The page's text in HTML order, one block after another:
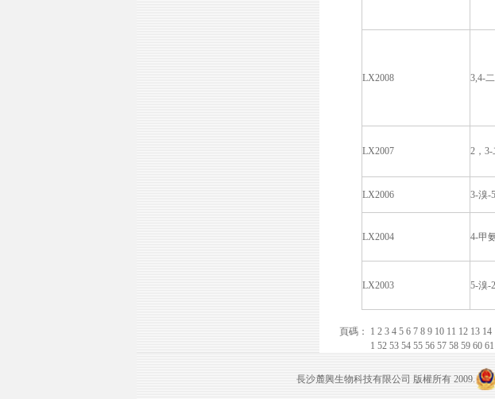
LX2008 3,4-
LX2007 2，
LX2006 3-溴-
LX2004 4-甲
LX2003 5-溴-
頁碼： 1 2 3 4 5 6 7 8 9 10 11 12 13 14
1 52 53 54 55 56 57 58 59 60 61
長沙麓興生物科技有限公司 版權所有 2009.